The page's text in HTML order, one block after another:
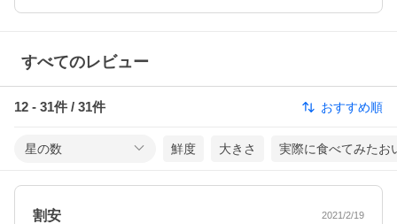
すべてのレビュー
12 - 31件 / 31件 おすすめ順
星の数 鮮度 大きさ 実際に食べてみたお
割安 2021/2/19